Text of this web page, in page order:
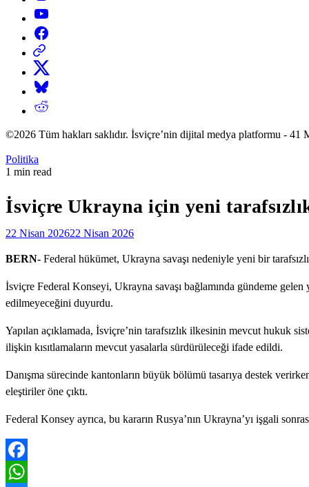
YouTube
Facebook
Threads
X
Bluesky
Reddit
©2026 Tüm hakları saklıdır. İsviçre’nin dijital medya platformu -
Posted
in
Politika
Estimated
time
1 min read
İsviçre Ukrayna için yeni
22 Nisan 202622 Nisan 2026
BERN- Federal hükümet, Ukrayna savaşı nedeniyle yeni bir
İsviçre Federal Konseyi, Ukrayna savaşı bağlamında gündeme
edilmeyeceğini duyurdu.
Yapılan açıklamada, İsviçre’nin tarafsızlık ilkesinin mevcut hukuk
ilişkin kısıtlamaların mevcut yasalarla sürdürüleceği ifade edildi.
Danışma sürecinde kantonların büyük bölümü tasarıya destek
eleştiriler öne çıktı.
Federal Konsey ayrıca, bu kararın Rusya’nın Ukrayna’yı işgali
Facebook